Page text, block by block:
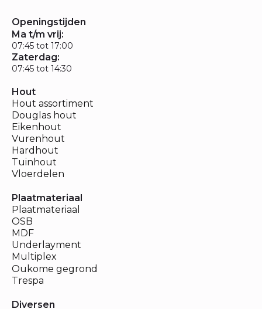
Openingstijden
Ma t/m vrij:
07:45 tot 17:00
Zaterdag:
07:45 tot 14:30
Hout
Hout assortiment
Douglas hout
Eikenhout
Vurenhout
Hardhout
Tuinhout
Vloerdelen
Plaatmateriaal
Plaatmateriaal
OSB
MDF
Underlayment
Multiplex
Oukome gegrond
Trespa
Diversen